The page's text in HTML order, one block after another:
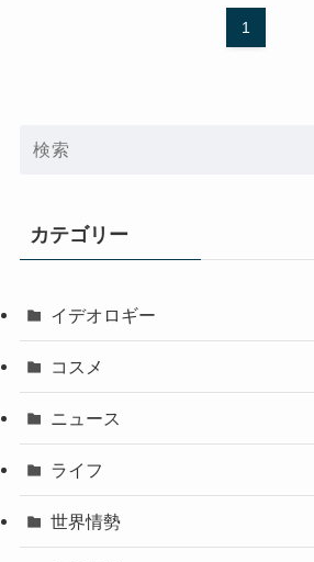
1
カテゴリー
イデオロギー
コスメ
ニュース
ライフ
世界情勢